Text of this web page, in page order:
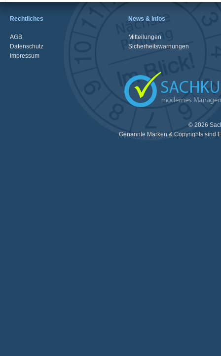
Rechtliches
AGB
Datenschutz
Impressum
News & Infos
Mitteilungen
Sicherheitswarnungen
© 2026
Genannte Marken & Copyrights sind